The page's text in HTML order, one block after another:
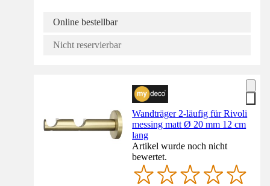
Online bestellbar
Nicht reservierbar
Wandträger 2-läufig für Rivoli
messing matt Ø 20 mm 12 cm
lang
Artikel wurde noch nicht
bewertet.